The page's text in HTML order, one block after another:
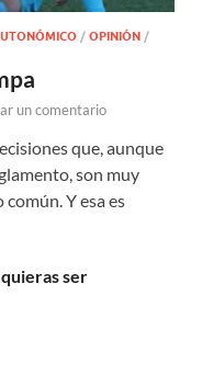
/ OPINIÓN /
un comentario
que, aunque
son muy
Y esa es
ser